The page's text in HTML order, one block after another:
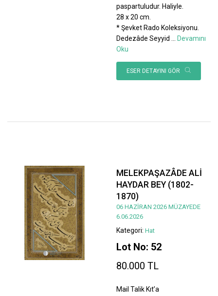
paspartuludur. Haliyle.
28 x 20 cm.
* Şevket Rado Koleksiyonu.
Dedezâde Seyyid
Devamını
Oku
ESER DETAYINI GÖR
MELEKPAŞAZÂDE ALİ
HAYDAR BEY (1802-
1870)
06 HAZİRAN 2026 MÜZAYEDE
6.06.2026
Kategori: Hat
Lot No: 52
80.000 TL
Mail Talik Kıt’a